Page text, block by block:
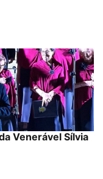
Venerável Sílvia